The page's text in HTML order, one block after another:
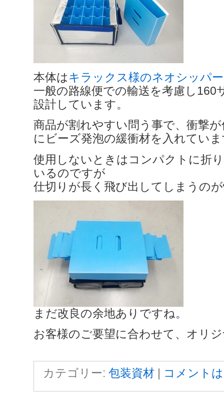
本体はキラックス様のネオシッパ
一般の路線便での輸送を考慮し160
設計しています。
商品が割れやすい問う事で、衝撃
にビーズ発泡の緩衝材を入れてい
使用しないときはコンパクトに折
いるのですが
仕切りが長く飛び出してしまうの
まだ改良の余地ありですね。
お客様のご要望に合わせて、オリ
カテゴリー: 包装資材 コメント